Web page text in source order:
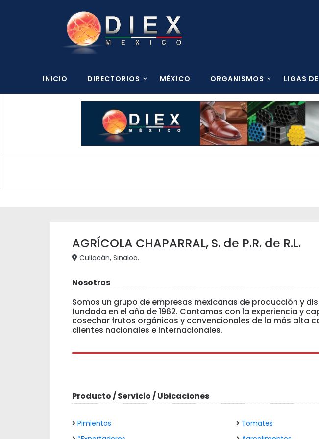
INICIO DIRECTORIOS MÉXICO ORGANISMOS LIGAS
AGRÍCOLA CHAPARRAL, S. de P.R. de R.L.
Culiacán, Sinaloa.
Nosotros
Somos un grupo de empresas mexicanas de producción y
fundada en el año de 1962. Contamos con la experiencia y
cosechar frutos orgánicos y convencionales de la más alta
clientes nacionales e internacionales.
Producto / Servicio / Ubicaciones
Pimientos
Tomates